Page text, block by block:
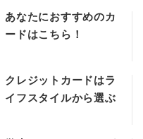
あなたにおすすめのカ
ードはこちら！
クレジットカードはラ
イフスタイルから選ぶ